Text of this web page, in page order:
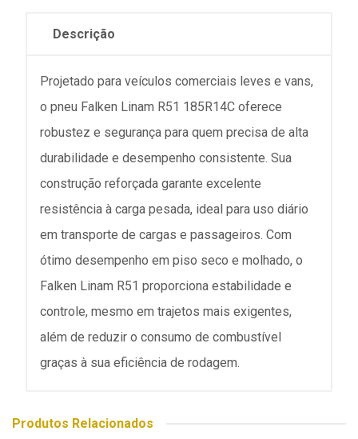
Descrição
Projetado para veículos comerciais leves e vans,
o pneu Falken Linam R51 185R14C oferece
robustez e segurança para quem precisa de alta
durabilidade e desempenho consistente. Sua
construção reforçada garante excelente
resistência à carga pesada, ideal para uso diário
em transporte de cargas e passageiros. Com
ótimo desempenho em piso seco e molhado, o
Falken Linam R51 proporciona estabilidade e
controle, mesmo em trajetos mais exigentes,
além de reduzir o consumo de combustível
graças à sua eficiência de rodagem.
Produtos Relacionados